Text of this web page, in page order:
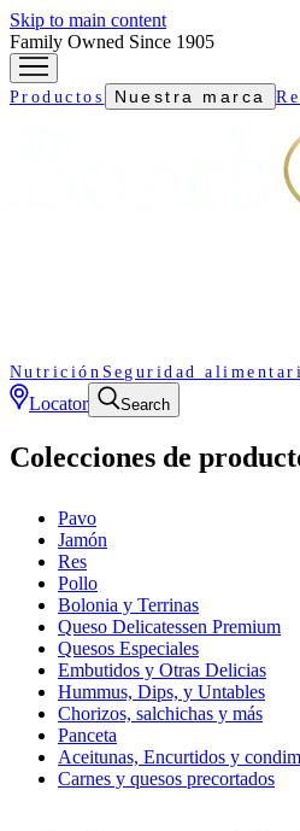
Skip to main content
Family Owned Since 1905
Productos Nuestra marca
Nutrición Seguridad
Locator Search
Colecciones de
Pavo
Jamón
Res
Pollo
Bolonia y Terrinas
Queso Delicatessen Premium
Quesos Especiales
Embutidos y Otras Delicias
Hummus, Dips, y Untables
Chorizos, salchichas y más
Panceta
Aceitunas, Encurtidos y
Carnes y quesos precortados